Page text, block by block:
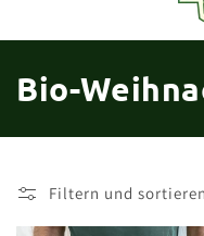
K
a
Bio-
Filtern und sortieren